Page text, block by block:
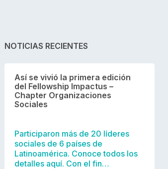
NOTICIAS RECIENTES
Así se vivió la primera edición
del Fellowship Impactus –
Chapter Organizaciones
Sociales
Participaron más de 20 líderes
sociales de 6 países de
Latinoamérica. Conoce todos los
detalles aquí. Con el fin…